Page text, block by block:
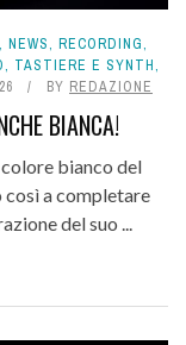
, NEWS, RECORDING,
, TASTIERE E SYNTH,
BY REDAZIONE
BIANCA!
bianco del
così a completare
del suo ...